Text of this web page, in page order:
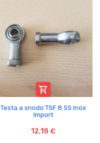

Testa a snodo TSF 8 SS Inox
Import
12,18 €